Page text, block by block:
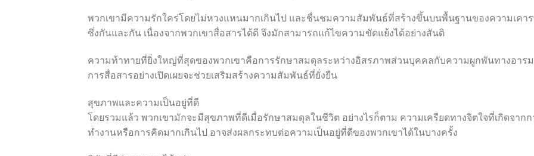
พวกเขามีความรักใคร่โดยไม่หวงแหนมากเกินไป และชื่นชมความสัมพันธ์ที่สร้างขึ้นบนพื้นฐานของความเคา
ซึ่งกันและกัน เนื่องจากพวกเขาสื่อสารได้ดี จึงมักสามารถแก้ไขความขัดแย้งได้อย่างสันติ
ความท้าทายที่ยิ่งใหญ่ที่สุดของพวกเขาคือการรักษาสมดุลระหว่างอิสรภาพส่วนบุคคลกับความผูกพันทางอาร
การสื่อสารอย่างเปิดเผยจะช่วยเสริมสร้างความสัมพันธ์ที่ยั่งยืน
สุขภาพและความเป็นอยู่ที่ดี
โดยรวมแล้ว พวกเขามักจะมีสุขภาพที่ดีเมื่อรักษาสมดุลในชีวิต อย่างไรก็ตาม ความเครียดทางจิตใจที่เกิดจากก
ทำงานหรือการคิดมากเกินไป อาจส่งผลกระทบต่อความเป็นอยู่ที่ดีของพวกเขาได้ในบางครั้ง